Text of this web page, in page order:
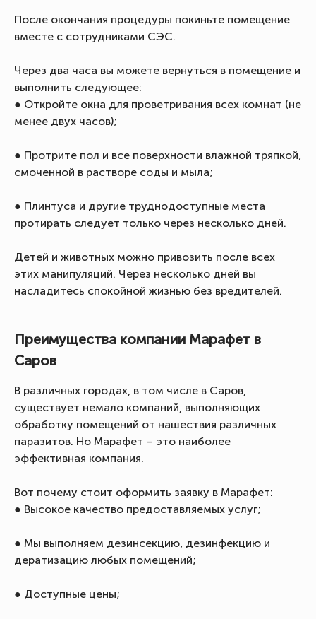
После окончания процедуры покиньте помещение
вместе с сотрудниками СЭС.
Через два часа вы можете вернуться в помещение и
выполнить следующее:
● Откройте окна для проветривания всех комнат (не
менее двух часов);
● Протрите пол и все поверхности влажной тряпкой,
смоченной в растворе соды и мыла;
● Плинтуса и другие труднодоступные места
протирать следует только через несколько дней.
Детей и животных можно привозить после всех
этих манипуляций. Через несколько дней вы
насладитесь спокойной жизнью без вредителей.
Преимущества компании Марафет в
Саров
В различных городах, в том числе в Саров,
существует немало компаний, выполняющих
обработку помещений от нашествия различных
паразитов. Но Марафет – это наиболее
эффективная компания.
Вот почему стоит оформить заявку в Марафет:
● Высокое качество предоставляемых услуг;
● Мы выполняем дезинсекцию, дезинфекцию и
дератизацию любых помещений;
● Доступные цены;